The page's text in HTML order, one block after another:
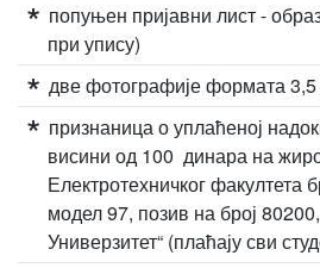
попуњен пријавни лист -
при упису)
две фотографије формата 3,5
признаница о уплаћеној
висини од 100 динара на
Електротехничког факултета
модел 97, позив на број
Универзитет“ (плаћају сви